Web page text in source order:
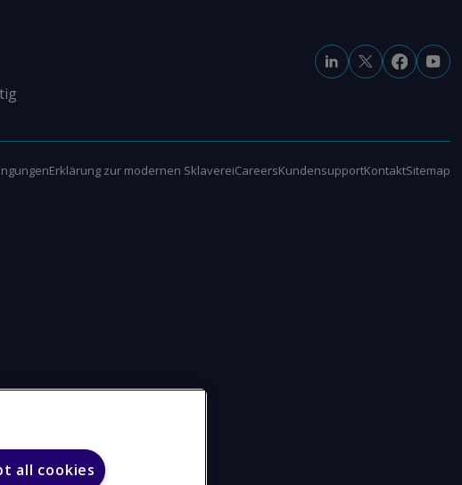
Erklärung zur modernen SklavereiCareersKundensupportKontaktSitemap
all cookies